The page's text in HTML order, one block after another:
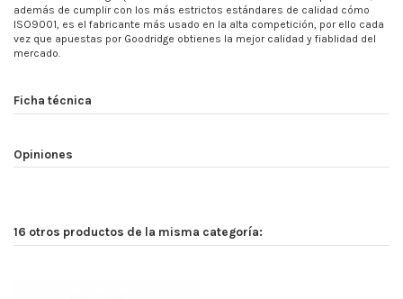
además de cumplir con los más estrictos estándares de calidad cómo
ISO9001, es el fabricante más usado en la alta competición, por ello cada
vez que apuestas por Goodridge obtienes la mejor calidad y fiablidad del
mercado.
Ficha técnica
Opiniones
16 otros productos de la misma categoría: